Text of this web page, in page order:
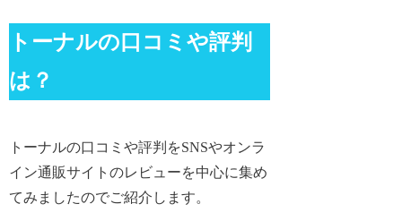
トーナルの口コミや評判
は？
トーナルの口コミや評判をSNSやオンラ
イン通販サイトのレビューを中心に集め
てみましたのでご紹介します。